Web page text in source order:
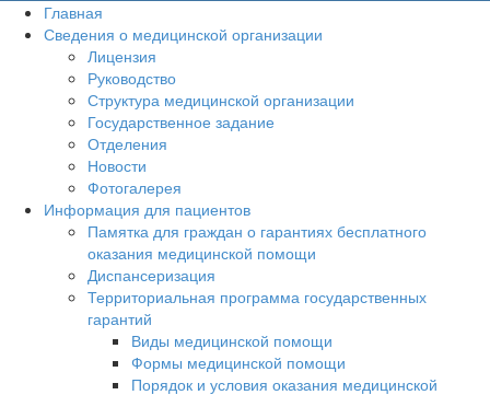
Главная
Сведения о медицинской организации
Лицензия
Руководство
Структура медицинской организации
Государственное задание
Отделения
Новости
Фотогалерея
Информация для пациентов
Памятка для граждан о гарантиях бесплатного
оказания медицинской помощи
Диспансеризация
Территориальная программа государственных
гарантий
Виды медицинской помощи
Формы медицинской помощи
Порядок и условия оказания медицинской